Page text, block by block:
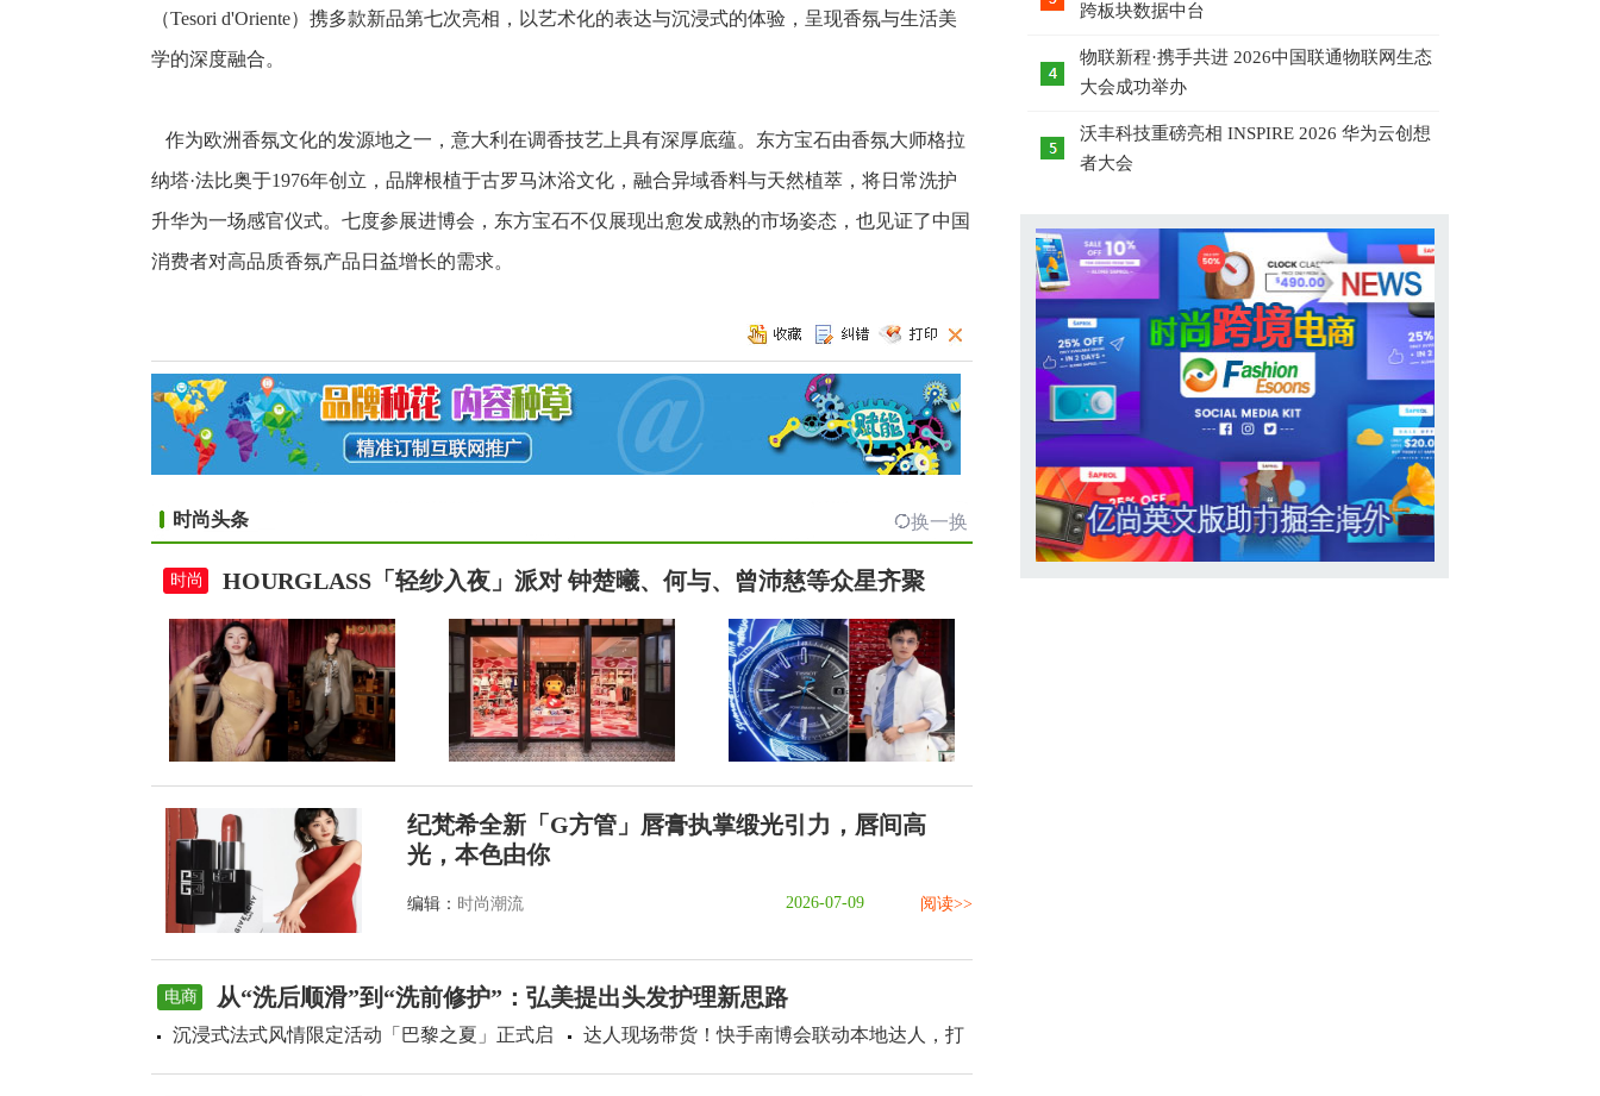
（Tesori d'Oriente）携多款新品第七次亮相，以艺术化的表达与沉浸式的体验，呈现香氛与生活美
学的深度融合。
作为欧洲香氛文化的发源地之一，意大利在调香技艺上具有深厚底蕴。东方宝石由香氛大师格拉
纳塔·法比奥于1976年创立，品牌根植于古罗马沐浴文化，融合异域香料与天然植萃，将日常洗护
升华为一场感官仪式。七度参展进博会，东方宝石不仅展现出愈发成熟的市场姿态，也见证了中国
消费者对高品质香氛产品日益增长的需求。
时尚头条 换一换
时尚 HOURGLASS「轻纱入夜」派对 钟楚曦、何与、曾沛慈等众星齐聚
纪梵希全新「G方管」唇膏执掌缎光引力，唇间高
光，本色由你
编辑： 时尚潮流 2026-07-09 阅读>>
电商 从“洗后顺滑”到“洗前修护”：弘美提出头发护理新思路
沉浸式法式风情限定活动「巴黎之夏」正式启 达人现场带货！快手南博会联动本地达人，打
跨板块数据中台
物联新程·携手共进 2026中国联通物联网生态
大会成功举办
沃丰科技重磅亮相 INSPIRE 2026 华为云创想
者大会